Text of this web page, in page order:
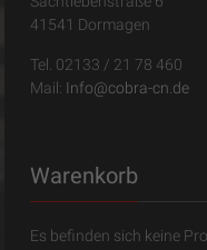
41541 Dormagen
Tel. 02133 / 21 78 460
Mail: Info@cobra-cn.de
Warenkorb
Es befinden sich keine